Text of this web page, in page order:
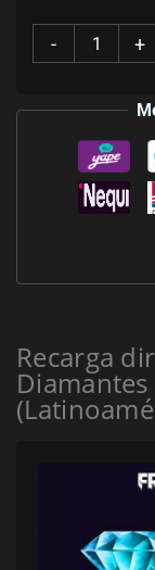
- +
Recarga